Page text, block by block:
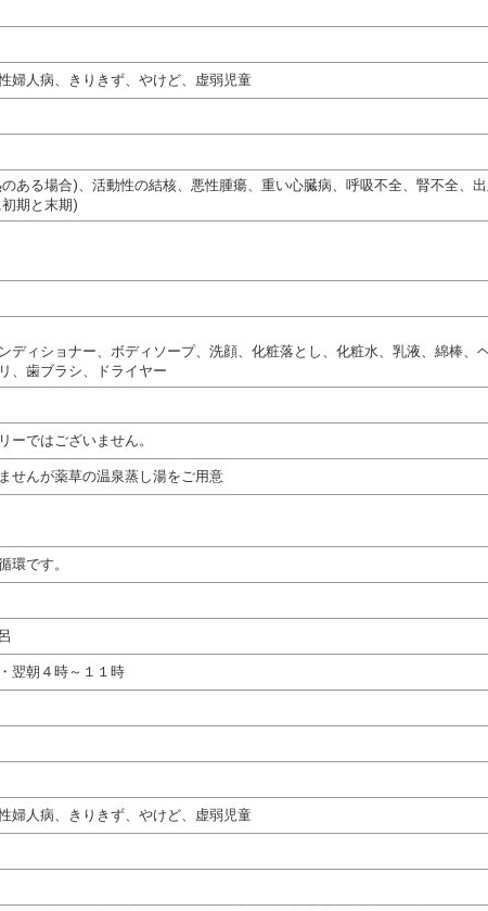
婦人病、きりきず、やけど、虚弱児童
ある場合)、活動性の結核、悪性腫瘍、重い心臓病、呼吸不全、腎不全、
期と末期)
ディショナー、ボディソープ、洗顔、化粧落とし、化粧水、乳液、綿棒、
、歯ブラシ、ドライヤー
ーではございません。
せんが薬草の温泉蒸し湯をご用意
環です。
翌朝４時～１１時
婦人病、きりきず、やけど、虚弱児童